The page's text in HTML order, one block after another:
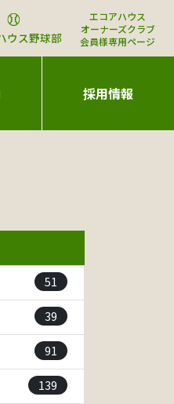
ウス野球部
エコアハウス
オーナーズクラブ
会員様専用ページ
採用情報
51
39
91
139